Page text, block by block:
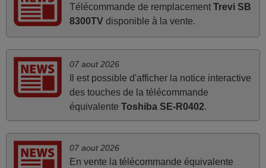
juin 2026
Parfait.. je recommande..!
Joel,
Je suis très content de cet achat. Cette télécommande est
d'une efficacité étonnante. Alors que la télécommande
Télécommande de remplacement Trevi SB
8300TVdisponible à la vente.
07 aout 2026
Il est possible d'afficher la notice interactive
des touches de la télécommande
équivalente Toshiba SE-R0402.
07 aout 2026
En vente la télécommande équivalente